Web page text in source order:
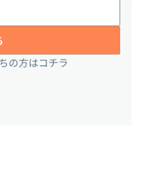
の方はコチラ